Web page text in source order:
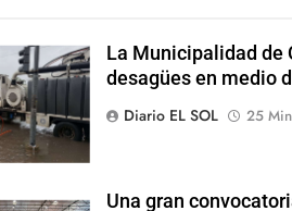
La Municipalidad
desagües en medio
Diario EL SOL
25
Una gran